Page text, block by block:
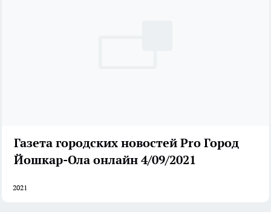
Газета городских новостей Pro Город
Йошкар-Ола онлайн 4/09/2021
2021